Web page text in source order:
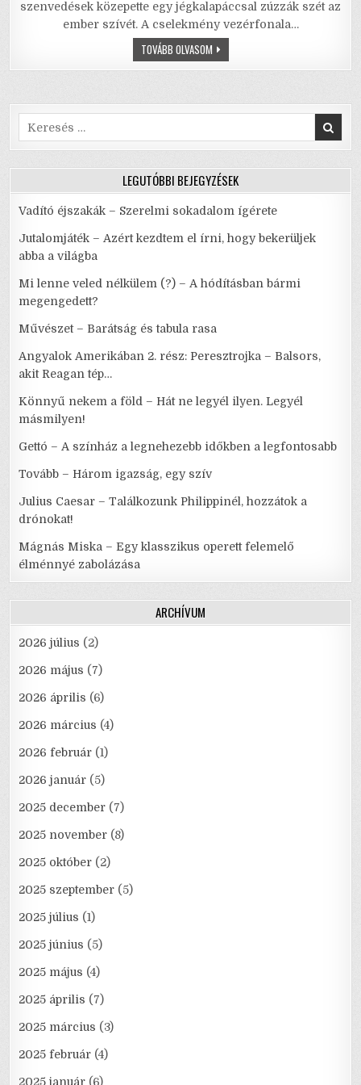
e
b
k
te
r
l
l
s
A
e
szenvedések közepette egy jégkalapáccsal zúzzák szét az
ember szívét. A cselekmény vezérfonala…
TOVÁBB OLVASOMVLAGYIMIR
SZOROKIN:
A
AVAGY:
NE
Search
for:
LEGUTÓBBI BEJEGYZÉSEK
Vadító éjszakák – Szerelmi sokadalom ígérete
Jutalomjáték – Azért kezdtem el írni, hogy bekerüljek
abba a világba
Mi lenne veled nélkülem (?) – A hódításban bármi
megengedett?
Művészet – Barátság és tabula rasa
Angyalok Amerikában 2. rész: Peresztrojka – Balsors,
akit Reagan tép…
Könnyű nekem a föld – Hát ne legyél ilyen. Legyél
másmilyen!
Gettó – A színház a legnehezebb időkben a legfontosabb
Tovább – Három igazság, egy szív
Julius Caesar – Találkozunk Philippinél, hozzátok a
drónokat!
Mágnás Miska – Egy klasszikus operett felemelő
élménnyé zabolázása
ARCHÍVUM
2026 július (2)
2026 május (7)
2026 április (6)
2026 március (4)
2026 február (1)
2026 január (5)
2025 december (7)
2025 november (8)
2025 október (2)
2025 szeptember (5)
2025 július (1)
2025 június (5)
2025 május (4)
2025 április (7)
2025 március (3)
2025 február (4)
2025 január (6)